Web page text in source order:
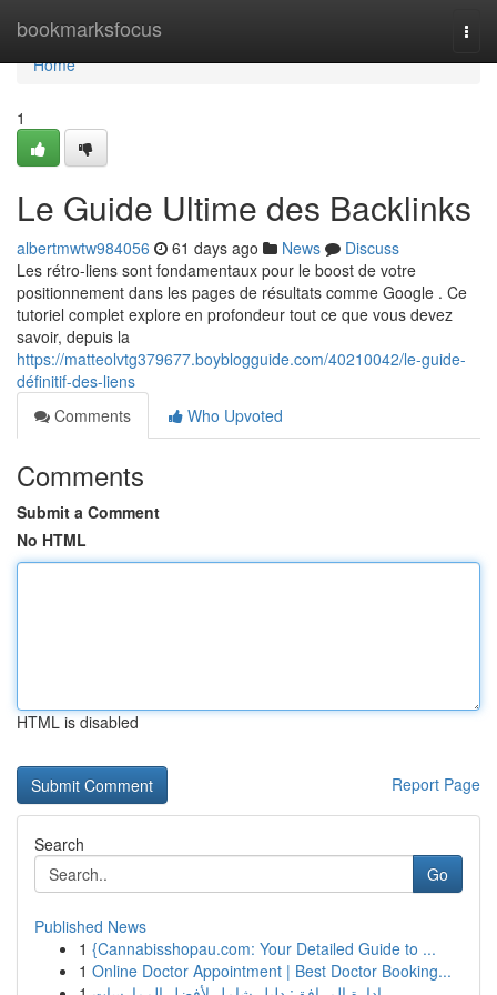
bookmarksfocus
Home
Home
1
Le Guide Ultime des Backlinks
albertmwtw984056 61 days ago News
Discuss
Les rétro-liens sont fondamentaux pour le boost de votre
positionnement dans les pages de résultats comme Google . Ce
tutoriel complet explore en profondeur tout ce que vous devez
savoir, depuis la
https://matteolvtg379677.boyblogguide.com/40210042/le-guide-
définitif-des-liens
Comments
Who Upvoted
Comments
Submit a Comment
No HTML
HTML is disabled
Report Page
Search
Go
Published News
1 {Cannabisshopau.com: Your Detailed Guide to ...
1 Online Doctor Appointment | Best Doctor Booking...